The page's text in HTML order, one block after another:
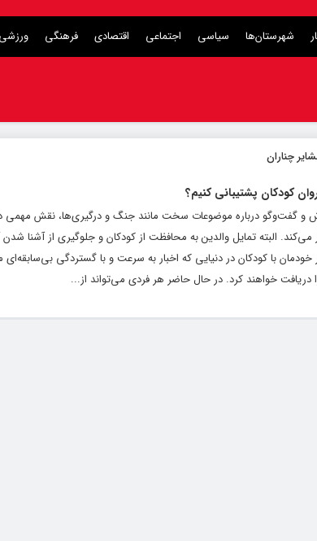
شهرستان‌ها سیاسی اجتماعی اقتصادی فرهنگی ورزشی
کودکان پشتیبانی کنیم؟
و گفت‌وگو درباره موضوعات سخت مانند جنگ و درگیری‌ها، نقش مهمی
البته تمایل والدین به محافظت از کودکان و جلوگیری از آشنا شدن
با کودکان در دنیایی که اخبار به سرعت و با گستردگی
را دریافت خواهند کرد. در حال حاضر هر فردی می‌تواند از...